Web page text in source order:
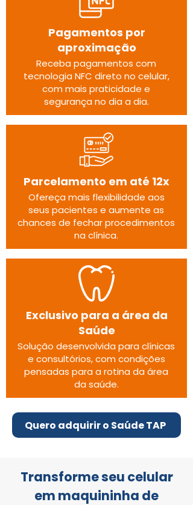
Pagamentos por
aproximação
Receba pagamentos com
tecnologia NFC direto no celular,
com mais praticidade e
segurança no dia a dia.
Parcelamento em até 12x
Ofereça mais flexibilidade aos
seus pacientes e aumente as
chances de fechar procedimentos
na clínica.
Exclusivo para a área da
Saúde
Solução desenvolvida para clínicas
e consultórios, com condições
pensadas para a rotina da área
da saúde.
Quero adquirir o Saúde TAP
Transforme seu celular
em maquininha de